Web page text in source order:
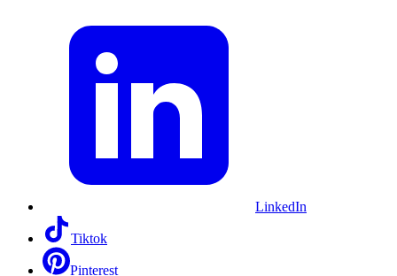
LinkedIn
Tiktok
Pinterest